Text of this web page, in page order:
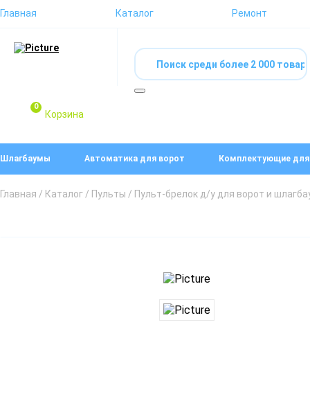
Главная Каталог Ремонт
0
Корзина
Шлагбаумы Автоматика для ворот Комплектующие
Главная / Каталог / Пульты / Пульт-брелок д/у для ворот и